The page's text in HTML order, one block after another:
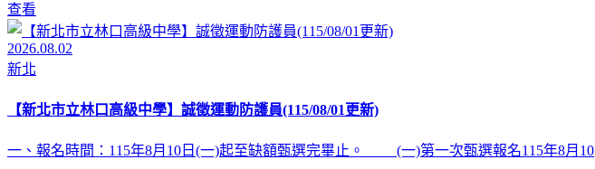
查看
2026.08.02
新北
【新北市立林口高級中學】誠徵運動防護員(115/08/01更新)
一、報名時間：115年8月10日(一)起至缺額甄選完畢止。 (一)第一次甄選報名115年8月10